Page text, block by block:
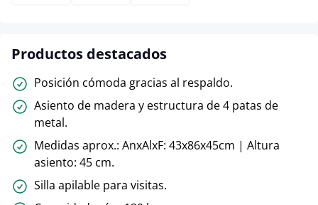
Productos destacados
Posición cómoda gracias al respaldo.
Asiento de madera y estructura de 4 patas de
metal.
Medidas aprox.: AnxAlxF: 43x86x45cm | Altura
asiento: 45 cm.
Silla apilable para visitas.